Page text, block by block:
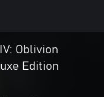
Oblivion
Edition